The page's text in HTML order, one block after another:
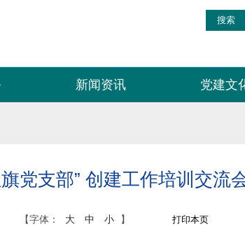
新闻资讯 党建文
党支部” 创建工作培训交流
【字体： 大 中 小 】